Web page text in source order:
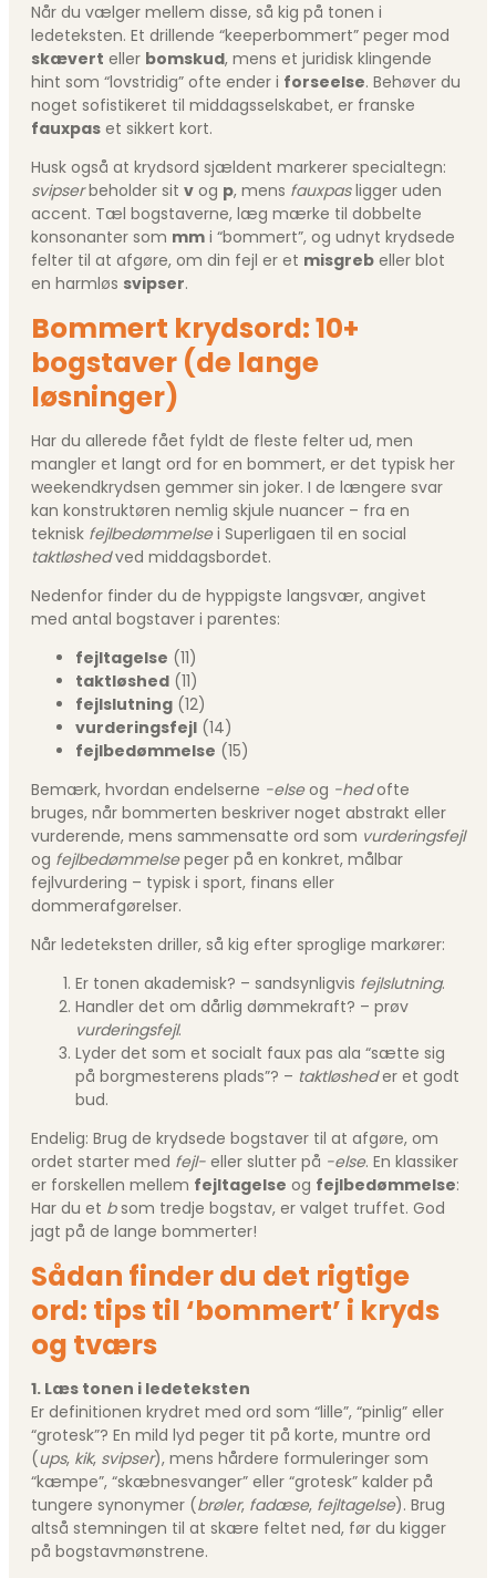
Når du vælger mellem disse, så kig på tonen i
ledeteksten. Et drillende “keeper­bommert” peger mod
skævert eller bomskud, mens et juridisk klingende
hint som “lovstridig” ofte ender i forseelse. Behøver du
noget sofistikeret til middags­selskabet, er franske
fauxpas et sikkert kort.
Husk også at krydsord sjældent markerer specialtegn:
svipserbeholder sit v og p, mens fauxpasligger uden
accent. Tæl bogstaverne, læg mærke til dobbelte
konsonanter som mm i “bommert”, og udnyt krydsede
felter til at afgøre, om din fejl er et misgreb eller blot
en harmløs svipser.
Bommert krydsord: 10+
bogstaver (de lange
løsninger)
Har du allerede fået fyldt de fleste felter ud, men
mangler et langt ord for en bommert, er det typisk her
weekendkrydsen gemmer sin joker. I de længere svar
kan konstruktøren nemlig skjule nuancer – fra en
teknisk fejlbedømmelsei Superligaen til en social
taktløshedved middagsbordet.
Nedenfor finder du de hyppigste langsvær, angivet
med antal bogstaver i parentes:
fejltagelse (11)
taktløshed (11)
fejlslutning (12)
vurderingsfejl (14)
fejlbedømmelse (15)
Bemærk, hvordan endelserne -elseog -hedofte
bruges, når bommerten beskriver noget abstrakt eller
vurderende, mens sammensatte ord som vurderingsfejl
og fejlbedømmelsepeger på en konkret, målbar
fejlvurdering – typisk i sport, finans eller
dommerafgørelser.
Når ledeteksten driller, så kig efter sproglige markører:
Er tonen akademisk? – sandsynligvis fejlslutning.
Handler det om dårlig dømmekraft? – prøv
vurderingsfejl.
Lyder det som et socialt faux pas ala “sætte sig
på borgmesterens plads”? – taktløsheder et godt
bud.
Endelig: Brug de krydsede bogstaver til at afgøre, om
ordet starter med fejl- eller slutter på -else. En klassiker
er forskellen mellem fejltagelse og fejlbedømmelse:
Har du et bsom tredje bogstav, er valget truffet. God
jagt på de lange bommerter!
Sådan finder du det rigtige
ord: tips til ‘bommert’ i kryds
og tværs
1. Læs tonen i ledeteksten
Er definitionen krydret med ord som “lille”, “pinlig” eller
“grotesk”? En mild lyd peger tit på korte, muntre ord
(ups, kik, svipser), mens hårdere formuleringer som
“kæmpe”, “skæbnesvanger” eller “grotesk” kalder på
tungere synonymer (brøler, fadæse, fejltagelse). Brug
altså stemningen til at skære feltet ned, før du kigger
på bogstav­mønstrene.